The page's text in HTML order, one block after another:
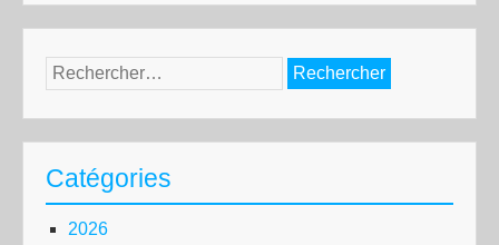
Rechercher :
Catégories
2026